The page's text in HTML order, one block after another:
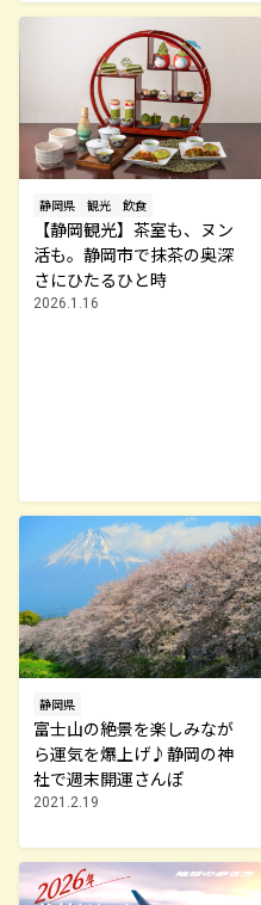
静岡県 観光 飲食
【静岡観光】茶室も、ヌン
活も。静岡市で抹茶の奥深
さにひたるひと時
2026.1.16
静岡県
富士山の絶景を楽しみなが
ら運気を爆上げ♪静岡の神
社で週末開運さんぽ
2021.2.19